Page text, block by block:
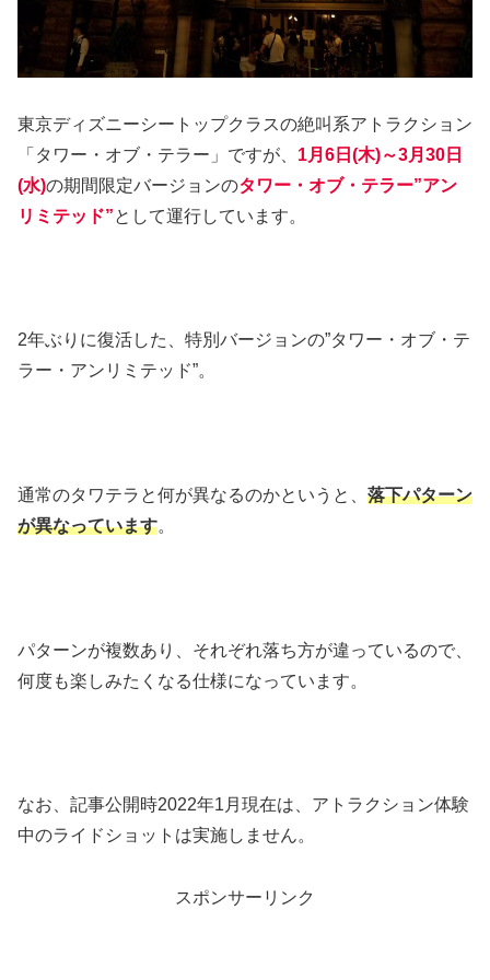
東京ディズニーシートップクラスの絶叫系アトラクション
「タワー・オブ・テラー」ですが、 1月6日(木)～3月30日
(水)の期間限定バージョンのタワー・オブ・テラー”アン
リミテッド”として運行しています。
2年ぶりに復活した、特別バージョンの”タワー・オブ・テ
ラー・アンリミテッド”。
通常のタワテラと何が異なるのかというと、 落下パターン
が異なっています。
パターンが複数あり、それぞれ落ち方が違っているので、
何度も楽しみたくなる仕様になっています。
なお、記事公開時2022年1月現在は、アトラクション体験
中のライドショットは実施しません。
スポンサーリンク